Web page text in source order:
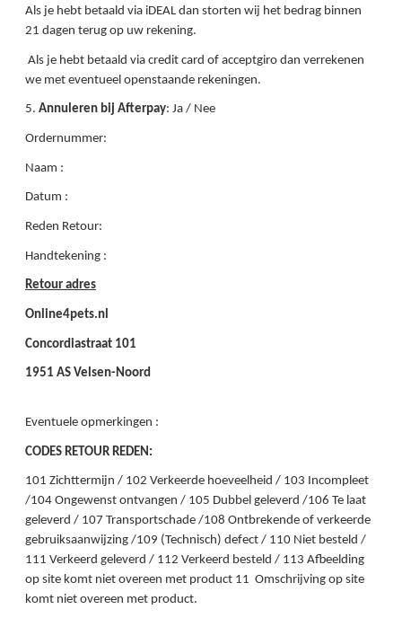
Als je hebt betaald via iDEAL dan storten wij het bedrag binnen
21 dagen terug op uw rekening.
Als je hebt betaald via credit card of acceptgiro dan verrekenen
we met eventueel openstaande rekeningen.
5. Annuleren bij Afterpay: Ja / Nee
Ordernummer:
Naam :
Datum :
Reden Retour:
Handtekening :
Retour adres
Online4pets.nl
Concordiastraat 101
1951 AS Velsen-Noord
Eventuele opmerkingen :
CODES RETOUR REDEN:
101 Zichttermijn / 102 Verkeerde hoeveelheid / 103 Incompleet
/104 Ongewenst ontvangen / 105 Dubbel geleverd /106 Te laat
geleverd / 107 Transportschade /108 Ontbrekende of verkeerde
gebruiksaanwijzing /109 (Technisch) defect / 110 Niet besteld /
111 Verkeerd geleverd / 112 Verkeerd besteld / 113 Afbeelding
op site komt niet overeen met product 11 Omschrijving op site
komt niet overeen met product.